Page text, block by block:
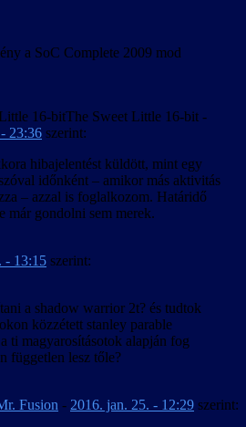
a SoC Complete 2009 mod
The Sweet Little 16-bit -
23:36 szerint:
hibajelentést küldött, mint egy
időnként – amikor más aktivitás
– azzal is foglalkozom. Határidő
már gondolni sem merek.
- 13:15 szerint:
a shadow warrior 2t? és tudtok
közzétett stanley parable
ti magyarosításotok alapján fog
független lesz tőle?
Fusion - 2016. jan. 25. - 12:29 szerint: